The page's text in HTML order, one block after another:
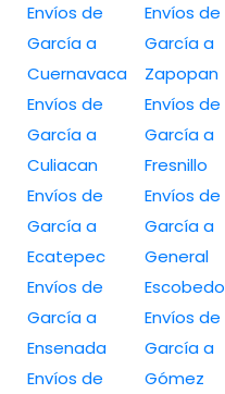
Envíos de
García a
Cuernavaca
Envíos de
García a
Culiacan
Envíos de
García a
Ecatepec
Envíos de
García a
Ensenada
Envíos de
Envíos de
García a
Zapopan
Envíos de
García a
Fresnillo
Envíos de
García a
General
Escobedo
Envíos de
García a
Gómez